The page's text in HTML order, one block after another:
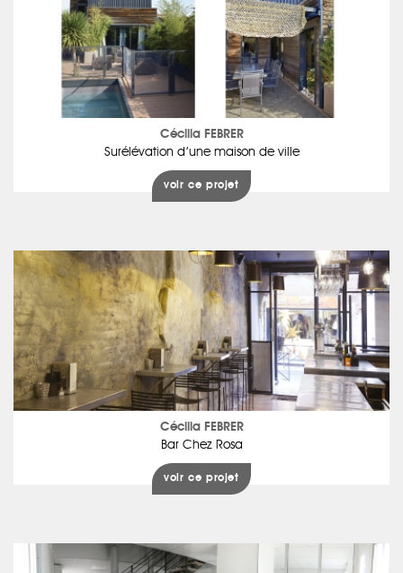
Cécilia FEBRER
Surélévation d’une maison de ville
voir ce projet
Cécilia FEBRER
Bar Chez Rosa
voir ce projet